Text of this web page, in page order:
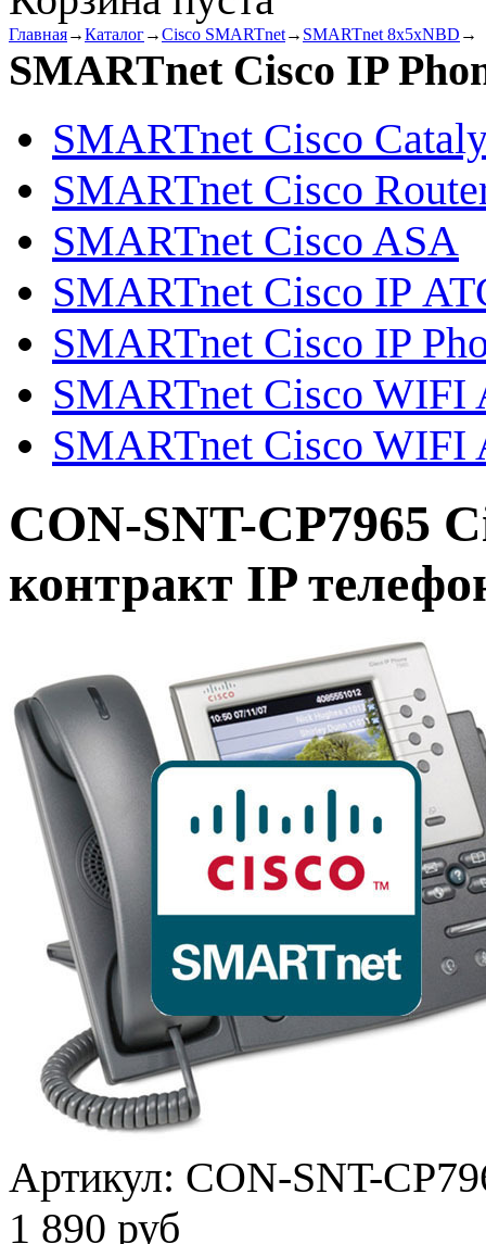
Главная→Каталог→Cisco SMARTnet→ SMARTnet 8x5xNBD →
SMARTnet Cisco IP
SMARTnet Cisco
SMARTnet Cisco
SMARTnet Cisco ASA
SMARTnet Cisco IP
SMARTnet Cisco IP
SMARTnet Cisco WIFI
SMARTnet Cisco WIFI
CON-SNT-CP7965
контракт IP
Артикул: CON-SNT-
1 890 руб